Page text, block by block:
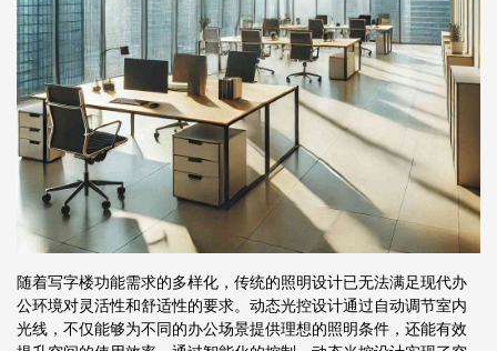
随着写字楼功能需求的多样化，传统的照明设计已无法满足现代办
公环境对灵活性和舒适性的要求。动态光控设计通过自动调节室内
光线，不仅能够为不同的办公场景提供理想的照明条件，还能有效